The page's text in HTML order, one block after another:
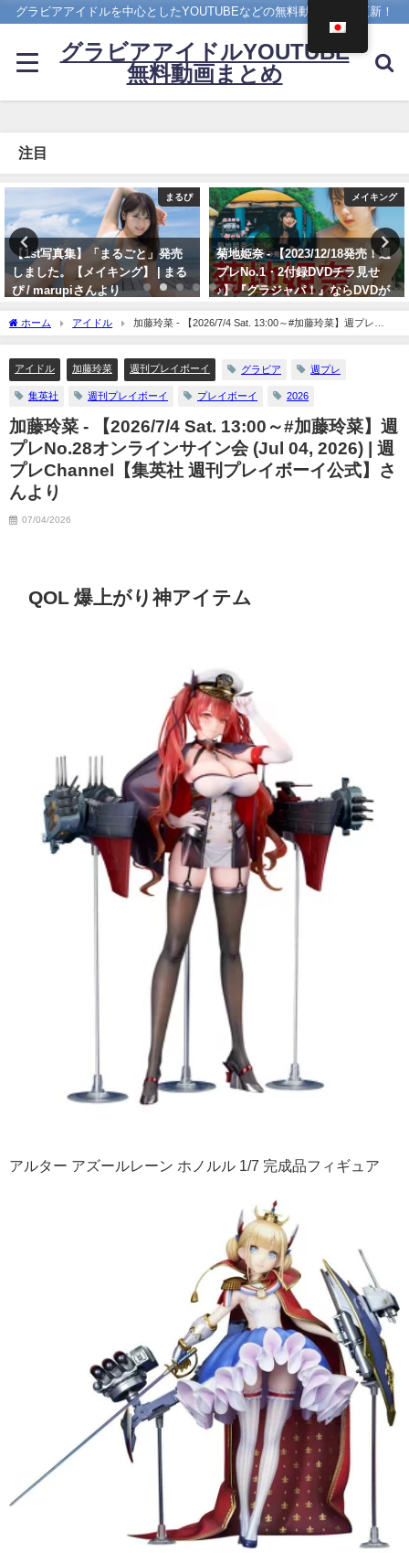
グラビアアイドルを中心としたYOUTUBEなどの無料動画を日々更新！
グラビアアイドルYOUTUBE
無料動画まとめ
注目
メイキング
菊地姫奈 - 【2023/12/18発売！週
プレNo.1・2付録DVDチラ見せ
♪】『グラジャパ！』ならDVDが
視聴できる♪ #菊地姫奈 Hina
Kikuchi（2023年12月15日） | 週
プレChannel【集英社 週刊プレイ
ボーイ公式】さんより
4K UPSCALING CLUB
今田美桜【4K】（2022年09月14
日） | 4K UPSCALING CLUBさん
より
ホーム アイドル
加藤玲菜 - 【2026/7/4 Sat. 13:00～#加藤玲菜】週プレ
No.28オンラインサイン会 (Jul 04, 2026) | 週プレChannel【集英社 週刊プレイボーイ公
アイドル
加藤玲菜 週刊プレイボーイ グラビア 週プレ
集英社 週刊プレイボーイ プレイボーイ 2026
加藤玲菜 - 【2026/7/4 Sat. 13:00～#加藤玲菜】週
プレNo.28オンラインサイン会 (Jul 04, 2026) | 週
プレChannel【集英社 週刊プレイボーイ公式】さ
んより
07/04/2026
QOL 爆上がり神アイテム
アルター アズールレーン ホノルル 1/7 完成品フィギュア